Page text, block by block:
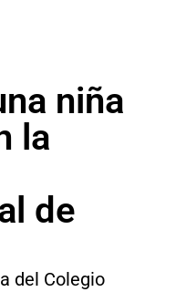
niña
la
de
del Colegio